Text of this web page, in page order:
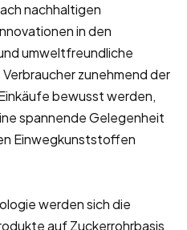
nachhaltigen
in den
umweltfreundliche
zunehmend der
bewusst werden,
spannende Gelegenheit
Einwegkunststoffen
werden sich die
auf Zuckerrohrbasis